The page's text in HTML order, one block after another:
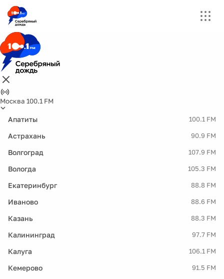
Москва 100.1 FM
Апатиты 100.1 FM
Астрахань 90.9 FM
Волгоград 107.9 FM
Вологда 105.3 FM
Екатеринбург 88.8 FM
Иваново 88.6 FM
Казань 88.3 FM
Калининград 97.7 FM
Калуга 106.1 FM
Кемерово 91.5 FM